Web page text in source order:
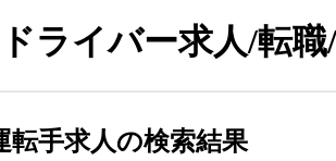
ライバー求人/転職
転手求人の検索結果